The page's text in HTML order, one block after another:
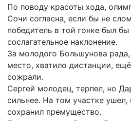
По поводу красоты хода,
Сочи согласна, если бы не
победитель в той гонке был
сослагательное наклонение.
За молодого Большунова
место, хватило дистанции,
сожрали.
Сергей молодец, терпел, но
сильнее. На том участке ушел,
сохранил премущество.